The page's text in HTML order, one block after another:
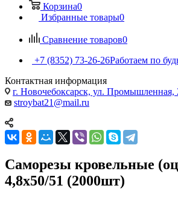
Корзина0
Избранные товары0
Сравнение товаров0
+7 (8352) 73-26-26Работаем по
Контактная информация
г. Новочебоксарск, ул. Промышленная,
stroybat21@mail.ru
Саморезы кровельные
4,8х50/51 (2000шт)